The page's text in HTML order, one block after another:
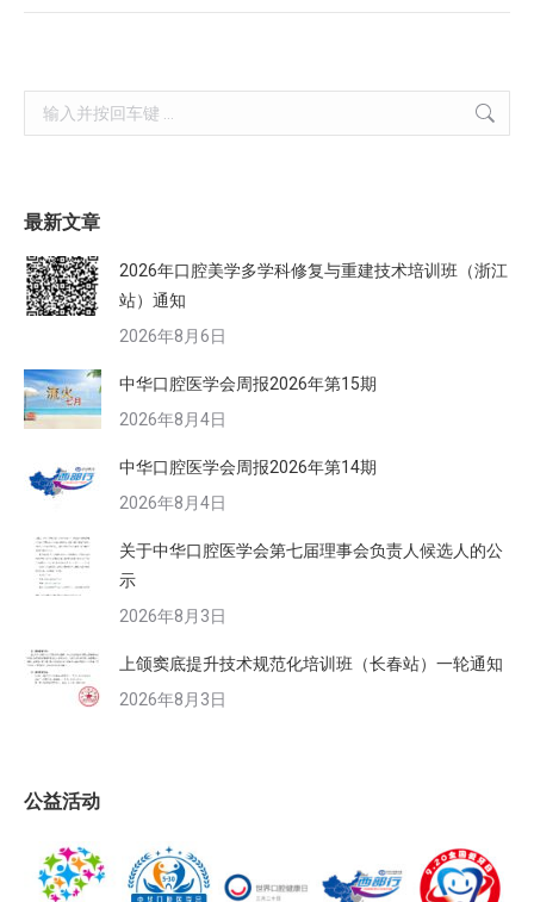
Search:
最新文章
2026年口腔美学多学科修复与重建技术培训班（浙江
站）通知
2026年8月6日
中华口腔医学会周报2026年第15期
2026年8月4日
中华口腔医学会周报2026年第14期
2026年8月4日
关于中华口腔医学会第七届理事会负责人候选人的公
示
2026年8月3日
上颌窦底提升技术规范化培训班（长春站）一轮通知
2026年8月3日
公益活动